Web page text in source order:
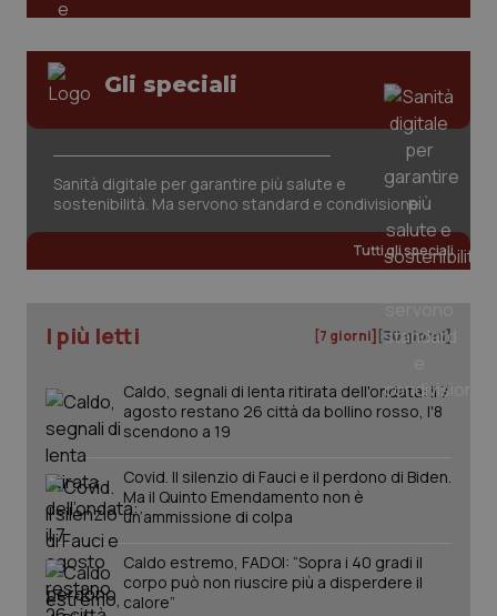
Gli speciali
Sanità digitale per garantire più salute e
sostenibilità. Ma servono standard e condivisione
Tutti gli speciali
I più letti [7 giorni] [30 giorni]
Caldo, segnali di lenta ritirata dell'ondata: il 7
agosto restano 26 città da bollino rosso, l'8
scendono a 19
Covid. Il silenzio di Fauci e il perdono di Biden.
Ma il Quinto Emendamento non è
un’ammissione di colpa
Caldo estremo, FADOI: “Sopra i 40 gradi il
corpo può non riuscire più a disperdere il
calore”
CookieScriptConsent
CookieScript
www.quotidianosanita.it
tracking-sites-ironfish-
tracking-sites-ironfish-
session-id
www.quotidianosanita.it